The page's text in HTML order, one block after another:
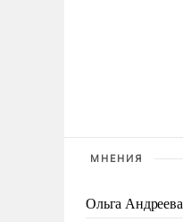
МНЕНИЯ
Ольга Андреева